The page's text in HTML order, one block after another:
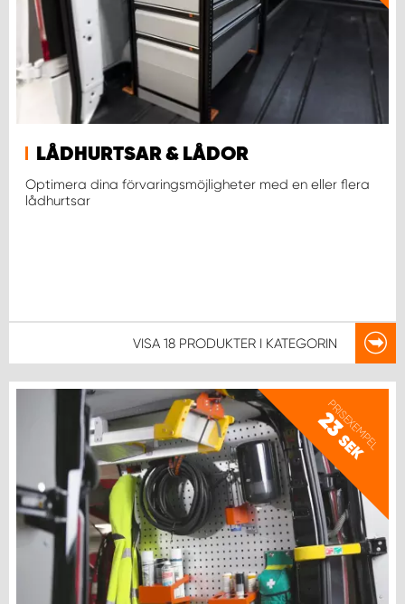
LÅDHURTSAR & LÅDOR
Optimera dina förvaringsmöjligheter med en eller flera
lådhurtsar
VISA 18 PRODUKTER I KATEGORIN
PRISEXEMPEL
23
SEK
WORK SYSTEM SKELLEFTEÅ
WORK SYSTEM SKÖVDE
WORK SYSTEM STAFFANSTORP
WORK SYSTEM STOCKHOLM NORR
WORK SYSTEM UMEÅ
WORK SYSTEM UPPSALA
WORK SYSTEM VARBERG
WORK SYSTEM VÄRNAMO
WORK SYSTEM VÄSTERÅS